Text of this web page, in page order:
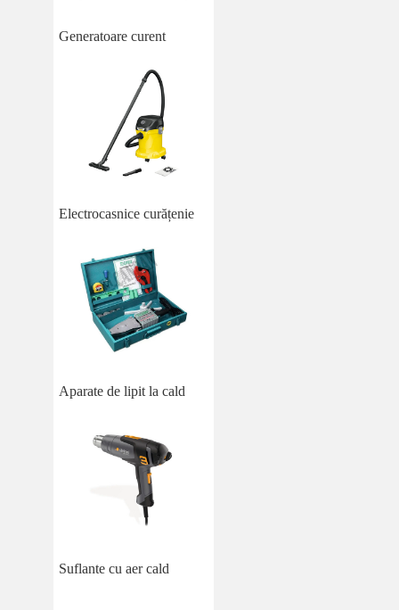
Generatoare curent
Electrocasnice curățenie
Aparate de lipit la cald
Suflante cu aer cald